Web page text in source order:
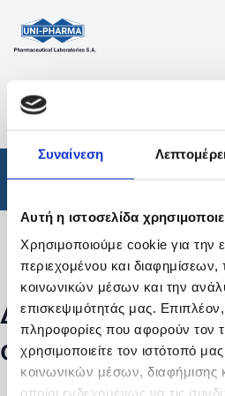
Συναίνεση
Αυτή η ιστοσελίδα
Χρησιμοποιούμε cookie για την
περιεχομένου και διαφημίσεων,
κοινωνικών μέσων και την
επισκεψιμότητάς μας.
πληροφορίες που αφορούν τον
χρησιμοποιείτε τον ιστότοπό
κοινωνικών μέσων, διαφήμισης
οποίοι ενδεχομένως να τις
ΠΡΟΪΟΝΤΑ
ΑΠΟΤΕΛΕΣΜΑΤΑ ΑΝΑΖΗΤΗΣΗΣ
Φάρμακα
Φίλτρα
Δεν βρέθηκαν
συγκεκριμένα